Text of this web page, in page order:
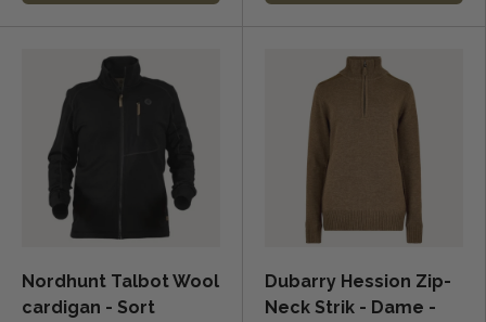
Nordhunt Talbot Wool
cardigan - Sort
Dubarry Hession Zip-
Neck Strik - Dame -